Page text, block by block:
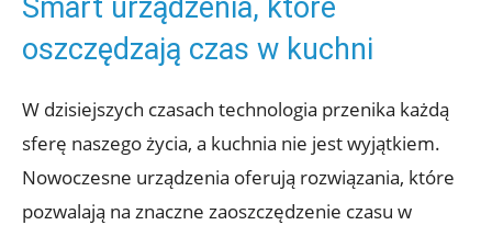
Smart urządzenia, które
oszczędzają czas w kuchni
W dzisiejszych czasach technologia przenika każdą
sferę naszego życia, a kuchnia nie jest wyjątkiem.
Nowoczesne urządzenia oferują rozwiązania, które
pozwalają na znaczne zaoszczędzenie czasu w